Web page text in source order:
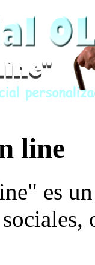
line
es